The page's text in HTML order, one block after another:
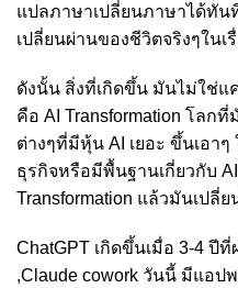
แปลภาษาเปลี่ยนภาษาได้ทั
เปลี่ยนผ่านของชีวิตจริงๆในเรื่
ดังนั้น สิ่งที่เกิดขึ้น มันไม่ใช่แ
คือ AI Transformation โลกที่
ต่างๆที่มีหุ้น AI เยอะ ขึ้นเอา
ธุรกิจหรือมีพื้นฐานเกี่ยวกับ
Transformation แล้วมันเปลี่ย
ChatGPT เกิดขึ้นเมื่อ 3-4 ปี
,Claude cowork วันนี้ มีแอป